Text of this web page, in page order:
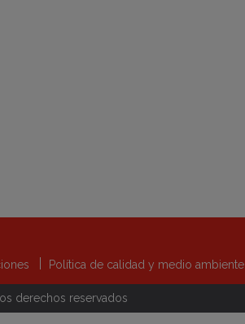
Política de calidad y medio ambiente
derechos reservados